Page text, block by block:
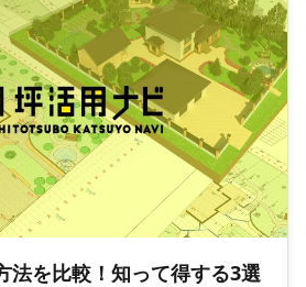
法を比較！知って得する3選